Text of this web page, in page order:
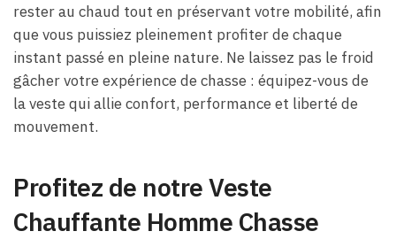
rester au chaud tout en préservant votre mobilité, afin
que vous puissiez pleinement profiter de chaque
instant passé en pleine nature. Ne laissez pas le froid
gâcher votre expérience de chasse : équipez-vous de
la veste qui allie confort, performance et liberté de
mouvement.
Profitez de notre Veste
Chauffante Homme Chasse